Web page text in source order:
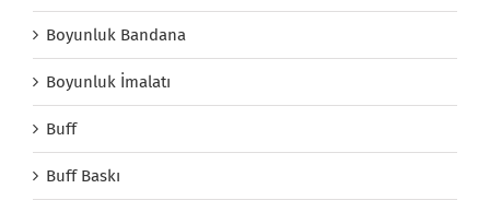
Boyunluk Bandana
Boyunluk İmalatı
Buff
Buff Baskı